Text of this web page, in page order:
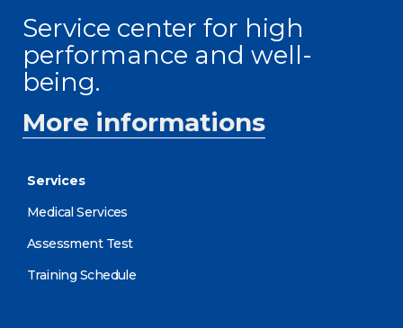
Service center for high
performance and well-
being.
More informations
Services
Medical Services
Assessment Test
Training Schedule